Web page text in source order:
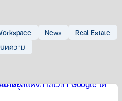
News
Real Estate
บทความ